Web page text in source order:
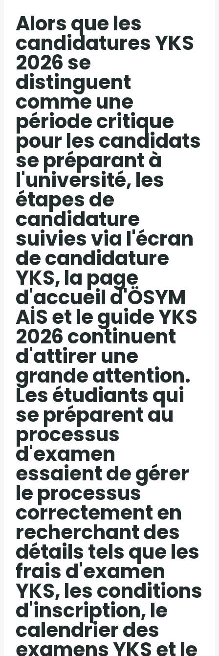
Alors que les
candidatures YKS
2026 se
distinguent
comme une
période critique
pour les candidats
se préparant à
l'université, les
étapes de
candidature
suivies via l'écran
de candidature
YKS, la page
d'accueil d'ÖSYM
AİS et le guide YKS
2026 continuent
d'attirer une
grande attention.
Les étudiants qui
se préparent au
processus
d'examen
essaient de gérer
le processus
correctement en
recherchant des
détails tels que les
frais d'examen
YKS, les conditions
d'inscription, le
calendrier des
examens YKS et le